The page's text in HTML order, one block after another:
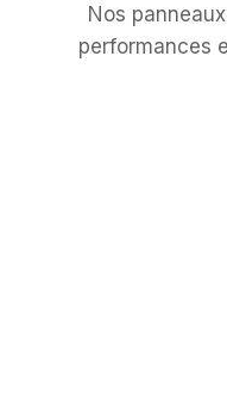
Nos
performances